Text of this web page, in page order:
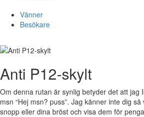
Vänner
Besökare
Anti P12-skylt
Om denna rutan är synlig betyder det att jag
msn “Hej msn? puss”. Jag känner inte dig
snopp eller dina bröst och visa dem för